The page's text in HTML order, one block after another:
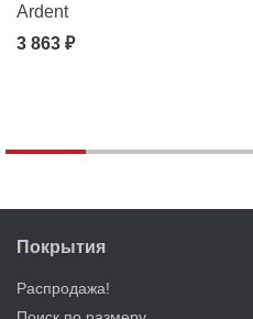
Ardent
3 863 ₽
Покрытия
Распродажа!